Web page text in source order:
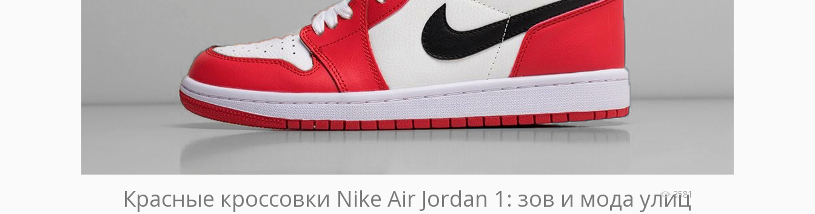
Красные кроссовки Nike Air Jordan 1: зов и мода улиц
3581